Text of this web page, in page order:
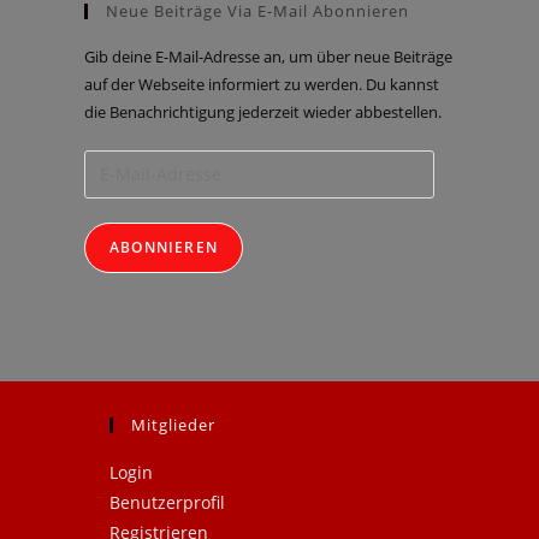
Neue Beiträge Via E-Mail Abonnieren
Gib deine E-Mail-Adresse an, um über neue Beiträge
auf der Webseite informiert zu werden. Du kannst
die Benachrichtigung jederzeit wieder abbestellen.
ABONNIEREN
Mitglieder
Login
Benutzerprofil
Registrieren